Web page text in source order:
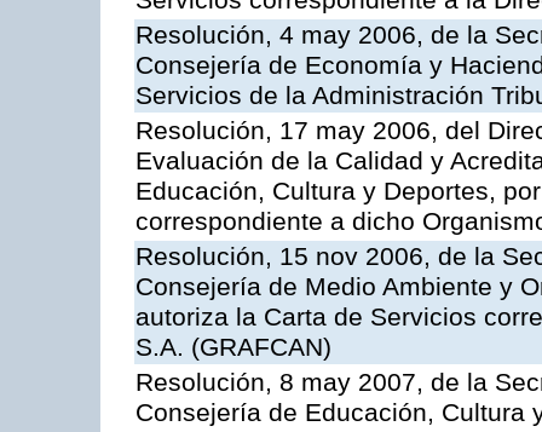
Resolución, 4 may 2006, de la
Consejería de Economía y
Servicios de la Administración
Resolución, 17 may 2006, del
Evaluación de la Calidad y
Educación, Cultura y Deportes,
correspondiente a dicho
Resolución, 15 nov 2006, de la
Consejería de Medio Ambiente y
autoriza la Carta de Servicios
S.A. (GRAFCAN)
Resolución, 8 may 2007, de la
Consejería de Educación, Cultura